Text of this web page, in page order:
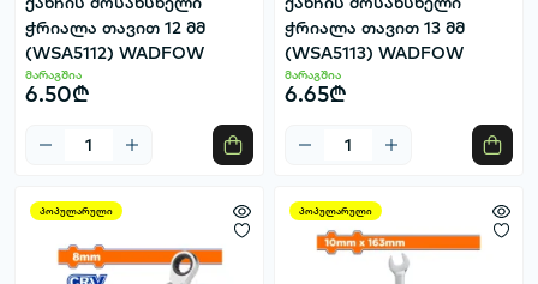
ჭრიალა თავით 12 მმ
(WSA5112) WADFOW
მარაგშია
6.50₾
ჭრიალა თავით 13 მმ
(WSA5113) WADFOW
მარაგშია
6.65₾
პოპულარული პოპულარული